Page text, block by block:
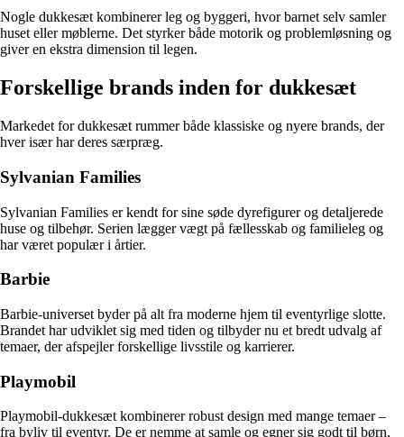
Nogle dukkesæt kombinerer leg og byggeri, hvor barnet selv samler
huset eller møblerne. Det styrker både motorik og problemløsning og
giver en ekstra dimension til legen.
Forskellige brands inden for dukkesæt
Markedet for dukkesæt rummer både klassiske og nyere brands, der
hver især har deres særpræg.
Sylvanian Families
Sylvanian Families er kendt for sine søde dyrefigurer og detaljerede
huse og tilbehør. Serien lægger vægt på fællesskab og familieleg og
har været populær i årtier.
Barbie
Barbie-universet byder på alt fra moderne hjem til eventyrlige slotte.
Brandet har udviklet sig med tiden og tilbyder nu et bredt udvalg af
temaer, der afspejler forskellige livsstile og karrierer.
Playmobil
Playmobil-dukkesæt kombinerer robust design med mange temaer –
fra byliv til eventyr. De er nemme at samle og egner sig godt til børn,